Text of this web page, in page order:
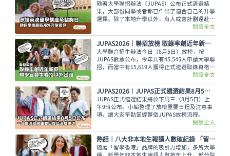
隨著大學聯招辦法（JUPAS）公布正式遴選結
果，大部份同學或者都已作出了適合自己的升學
選擇。除了本地升學以外，有人或會計劃遠赴外
地學習，而在這個8月便有多場英國及澳洲大學
簽證及生活費等重要資訊。
閱讀全文
JUPAS2026｜聯招放榜 取錄率創近年新低 同學宜尋求聯招以外出路
大學聯合招生辦法今日（8月5日）放榜，按
JUPAS數據公布，今年共有45,545人申請大學聯
招，而當中有15,619人獲得正式遴選取錄資格，
佔整體申請人數僅34.29%，創下近年新低。即
使如此，未獲錄取的同學也不用氣餒，還可以多
留意聯招以外的選擇呢。
閱讀全文
JUPAS2026︱JUPAS正式遴選結果8月5日公布 一文看清放榜重要日程及注意事項
JUPAS正式遴選結果將於下周三（8月5日）上
午9時公布。小編整理了放榜重要日程及注意事
項，讓大家早點掌握整個JUPAS放榜流程。
閱讀全文
熱話︱八大非本地生報讀人數破紀錄 「留學香港」吸引力大增
隨著「留學香港」品牌的吸引力增加，多所大學
稱，新學年非本地生申請人數按年上升，部分院